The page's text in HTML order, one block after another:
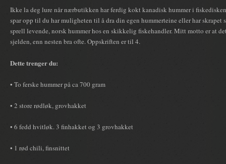
Ikke la deg lure når nærbutikken har ferdig kokt kanadisk hummer i
spar opp til du har muligheten til å dra din egen hummerteine eller har skrapet
sprell levende, norsk hummer hos en skikkelig fiskehandler. Mitt motto er at
sjelden, enn nesten bra ofte. Oppskriften er til 4.
Dette trenger du:
• To ferske hummer på ca 700 gram
• 2 store rødløk, grovhakket
• 6 fedd hvitløk. 3 finhakket og 3 grovhakket
• 1 rød chili, finsnittet